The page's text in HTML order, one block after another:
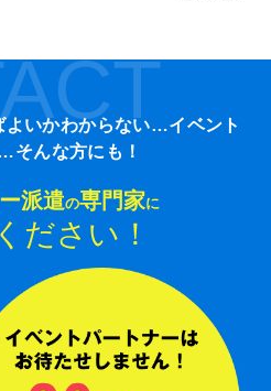
よいかわからない…イベント
そんな方にも！
派遣の専門家に
ださい！